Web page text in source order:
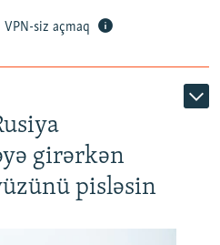
VPN-siz açmaq
girərkən
pisləsin